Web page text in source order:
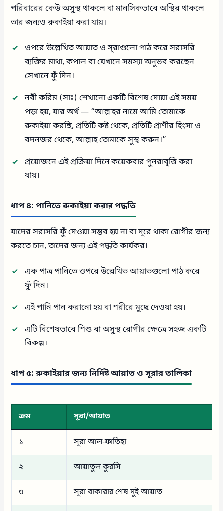
পরিবারের কেউ অসুস্থ থাকলে বা মানসিকভাবে অস্থির থাকলে
তার জন্যও রুকাইয়া করা যায়।
ওপরে উল্লেখিত আয়াত ও সূরাগুলো পাঠ করে সরাসরি
ব্যক্তির মাথা, কপাল বা যেখানে সমস্যা অনুভব করছেন
সেখানে ফুঁ দিন।
নবী করিম (সাঃ) শেখানো একটি বিশেষ দোয়া এই সময়
পড়া হয়, যার অর্থ — “আল্লাহর নামে আমি তোমাকে
রুকাইয়া করছি, প্রতিটি কষ্ট থেকে, প্রতিটি প্রাণীর হিংসা ও
বদনজর থেকে, আল্লাহ তোমাকে সুস্থ করুন।”
প্রয়োজনে এই প্রক্রিয়া দিনে কয়েকবার পুনরাবৃত্তি করা
যায়।
ধাপ ৪: পানিতে রুকাইয়া করার পদ্ধতি
যাদের সরাসরি ফুঁ দেওয়া সম্ভব হয় না বা দূরে থাকা রোগীর জন্য
করতে চান, তাদের জন্য এই পদ্ধতি কার্যকর।
এক পাত্র পানিতে ওপরে উল্লেখিত আয়াতগুলো পাঠ করে
ফুঁ দিন।
এই পানি পান করানো হয় বা শরীরে মুছে দেওয়া হয়।
এটি বিশেষভাবে শিশু বা অসুস্থ রোগীর ক্ষেত্রে সহজ একটি
বিকল্প।
ধাপ ৫: রুকাইয়ার জন্য নির্দিষ্ট আয়াত ও সূরার তালিকা
ক্রম সূরা/আয়াত
১ সূরা আল-ফাতিহা
২ আয়াতুল কুরসি
৩ সূরা বাকারার শেষ দুই আয়াত